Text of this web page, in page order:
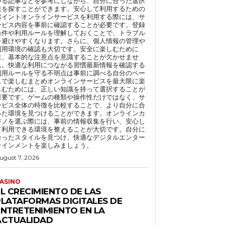
を探すことができます。安心して利用するための
イントオンラインサービスを利用する際には、サ
ビス内容を事前に確認することが必要です。登録
件や利用ルールを理解しておくことで、トラブル
避けやすくなります。さらに、個人情報の管理や
用環境の確認も大切です。安全に楽しむために
、基本的な注意点を意識することが欠かせませ
。快適な利用につながる習慣最新情報を確認する
用ルールを守る不明点は事前に調べる自分のペー
で楽しむまとめオンラインサービスを最大限に楽
むためには、正しい知識を持って選択することが
要です。ゲームの種類や操作性だけではなく、サ
ビス全体の特徴を比較することで、より自分に合
た環境を見つけることができます。オンラインカ
ノを選ぶ際には、事前の情報収集を行い、安心し
利用できる環境を整えることが大切です。自分に
ったスタイルを見つけ、快適なデジタルエンター
ンメントを楽しみましょう。
7, 2026
CRECIMIENTO DE LAS
DIGITALES DE
EN LA